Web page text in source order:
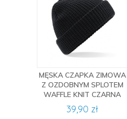
MĘSKA CZAPKA ZIMOWA
Z OZDOBNYM SPLOTEM
WAFFLE KNIT CZARNA
39,90 zł